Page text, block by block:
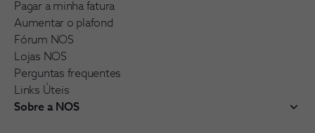
Pagar a minha fatura
Aumentar o plafond
Fórum NOS
Lojas NOS
Perguntas frequentes
Links Úteis
Sobre a NOS